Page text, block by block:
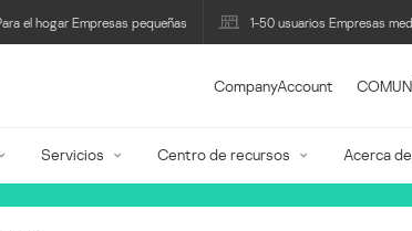
el hogar Empresas pequeñas 1-50 usuarios Empresas
CompanyAccount
Servicios Centro de recursos Acerca